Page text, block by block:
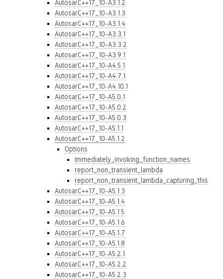
AutosarC++17_10-A3.1.2
AutosarC++17_10-A3.1.3
AutosarC++17_10-A3.1.4
AutosarC++17_10-A3.3.1
AutosarC++17_10-A3.3.2
AutosarC++17_10-A3.9.1
AutosarC++17_10-A4.5.1
AutosarC++17_10-A4.7.1
AutosarC++17_10-A4.10.1
AutosarC++17_10-A5.0.1
AutosarC++17_10-A5.0.2
AutosarC++17_10-A5.0.3
AutosarC++17_10-A5.1.1
AutosarC++17_10-A5.1.2
Options
immediately_invoking_function_names
report_non_transient_lambda
report_non_transient_lambda_capturing_this
AutosarC++17_10-A5.1.3
AutosarC++17_10-A5.1.4
AutosarC++17_10-A5.1.5
AutosarC++17_10-A5.1.6
AutosarC++17_10-A5.1.7
AutosarC++17_10-A5.1.8
AutosarC++17_10-A5.2.1
AutosarC++17_10-A5.2.2
AutosarC++17_10-A5.2.3